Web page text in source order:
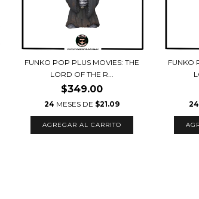
FUNKO POP PLUS MOVIES: THE
LORD OF THE R...
$349.00
24 MESES DE $21.09
FUNKO
24